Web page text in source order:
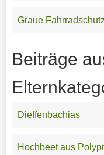
Graue
Beiträge
Dieffenbachias
Hochbeet aus